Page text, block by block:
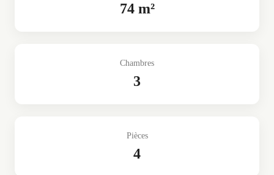
74 m²
Chambres
3
Pièces
4